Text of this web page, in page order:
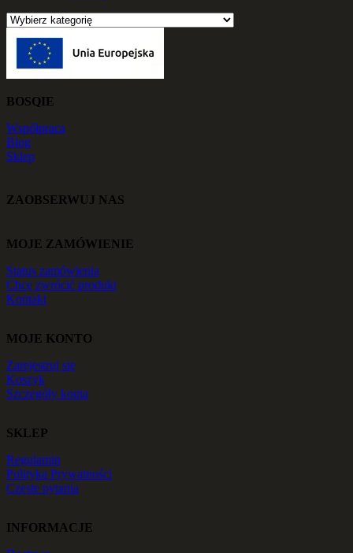
BOSQIE
Współpraca
Blog
Sklep
ZAOBSERWUJ NAS
MOJE ZAMÓWIENIE
Status zamówienia
Chcę zwrócić produkt
Kontakt
MOJE KONTO
Zarejestruj się
Koszyk
Szczegóły konta
SKLEP
Regulamin
Polityka Prywatności
Częste pytania
INFORMACJE